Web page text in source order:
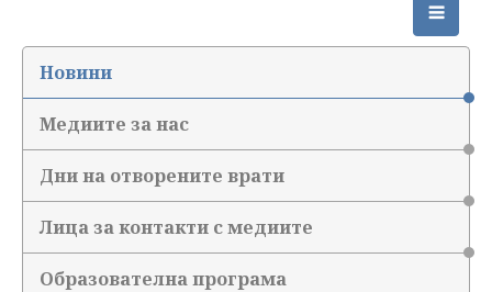
Новини
Медиите за нас
Дни на отворените врати
Лица за контакти с медиите
Образователна програма